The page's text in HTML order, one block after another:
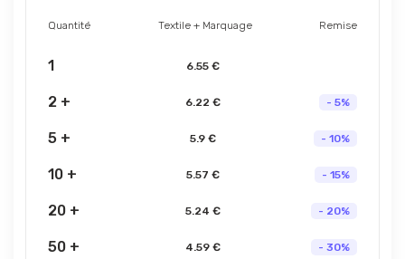
Quantité Textile + Marquage Remise
1 6.55 €
2 + 6.22 € - 5%
5 + 5.9 € - 10%
10 + 5.57 € - 15%
20 + 5.24 € - 20%
50 + 4.59 € - 30%